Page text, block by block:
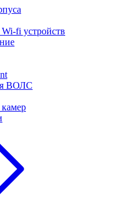
fi устройств
ВОЛС